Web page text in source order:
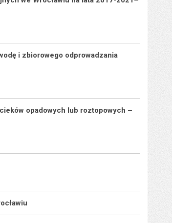
i zbiorowego odprowadzania
opadowych lub roztopowych –